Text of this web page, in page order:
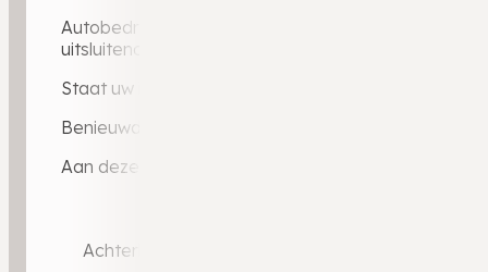
Autobedrijf Weldam — BOVAG-dealer sinds 2010,
uitsluitend via dealerkanalen: elke auto
Staat uw ideale auto er niet bij? Via ons
Benieuwd naar ervaringen van andere klanten?
Aan deze advertentie kunnen geen rechten
Achterbank in delen neerklapbaar